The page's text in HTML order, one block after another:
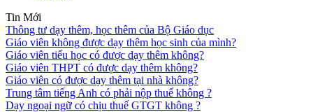
Tin Mới
Thông tư dạy thêm, học thêm của Bộ Giáo dục
Giáo viên không được dạy thêm học sinh của mình?
Giáo viên tiểu học có được dạy thêm không?
Giáo viên THPT có được dạy thêm không?
Giáo viên có được dạy thêm tại nhà không?
Trung tâm tiếng Anh có phải nộp thuế không ?
Dạy ngoại ngữ có chịu thuế GTGT không ?